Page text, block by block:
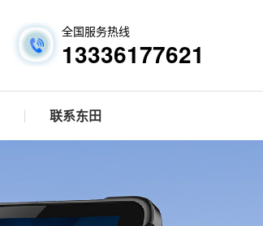
全国服务热线
13336177621
联系东田